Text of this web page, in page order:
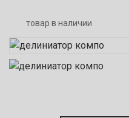
товар в наличии